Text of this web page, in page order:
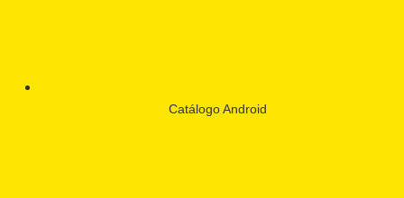
Catálogo Android